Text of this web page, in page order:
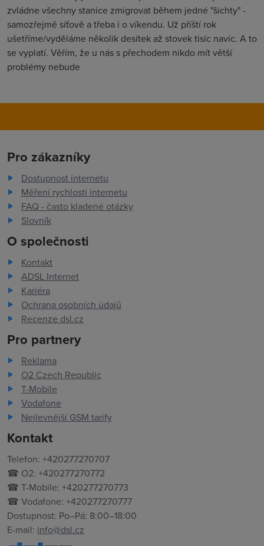
zvládne všechny stanice zmigrovat během jedné "šichty" -
samozřejmě síťově a třeba i o víkendu. Už příští rok
ušetříme/vyděláme několik desítek až stovek tisíc navíc. A to
se vyplatí. Věřím, že u nás s přechodem nikdo mít větší
problémy nebude
Pro zákazníky
Dostupnost internetu
Měření rychlosti internetu
FAQ - často kladené otázky
Slovník
O společnosti
Kontakt
ADSL Internet
Kariéra
Ochrana osobních údajů
Recenze dsl.cz
Pro partnery
Reklama
O2 Czech Republic
T-Mobile
Vodafone
Nejlevnější GSM tarify
Kontakt
Telefon: +420277270707
☎ O2: +420277270772
☎ T-Mobile: +420277270773
☎ Vodafone: +420277270777
Dostupnost: Po–Pá: 8:00–18:00
E-mail: info@dsl.cz